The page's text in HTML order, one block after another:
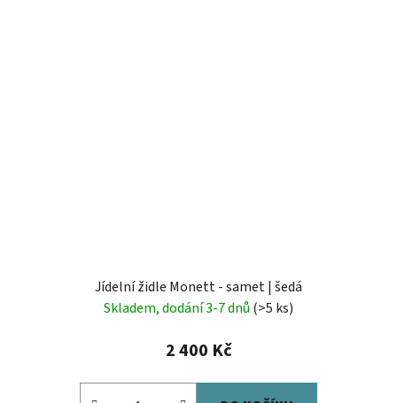
Jídelní židle Monett - samet | šedá
Skladem, dodání 3-7 dnů (>5 ks)
2 400 Kč